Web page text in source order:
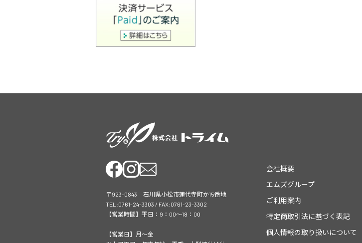
〒923-0843 石川県小松市蓮代寺町か15番地
TEL:0761-24-3303 / FAX:0761-23-3302
【営業時間】平日：9：00～18：00
【営業日】月～金
会社概要
エムズグループ
ご利用案内
特定商取引法に基づく表記
個人情報の取り扱いについて